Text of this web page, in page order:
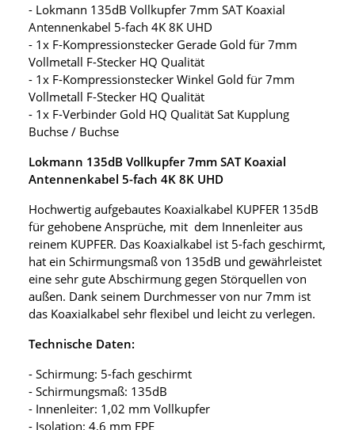
- Lokmann 135dB Vollkupfer 7mm SAT Koaxial
Antennenkabel 5-fach 4K 8K UHD
- 1x F-Kompressionstecker Gerade Gold für 7mm
Vollmetall F-Stecker HQ Qualität
- 1x F-Kompressionstecker Winkel Gold für 7mm
Vollmetall F-Stecker HQ Qualität
- 1x F-Verbinder Gold HQ Qualität Sat Kupplung
Buchse / Buchse
Lokmann 135dB Vollkupfer 7mm SAT Koaxial
Antennenkabel 5-fach 4K 8K UHD
Hochwertig aufgebautes Koaxialkabel KUPFER 135dB
für gehobene Ansprüche, mit dem Innenleiter aus
reinem KUPFER. Das Koaxialkabel ist 5-fach geschirmt,
hat ein Schirmungsmaß von 135dB und gewährleistet
eine sehr gute Abschirmung gegen Störquellen von
außen. Dank seinem Durchmesser von nur 7mm ist
das Koaxialkabel sehr flexibel und leicht zu verlegen.
Technische Daten:
- Schirmung: 5-fach geschirmt
- Schirmungsmaß: 135dB
- Innenleiter: 1,02 mm Vollkupfer
- Isolation: 4,6 mm FPE